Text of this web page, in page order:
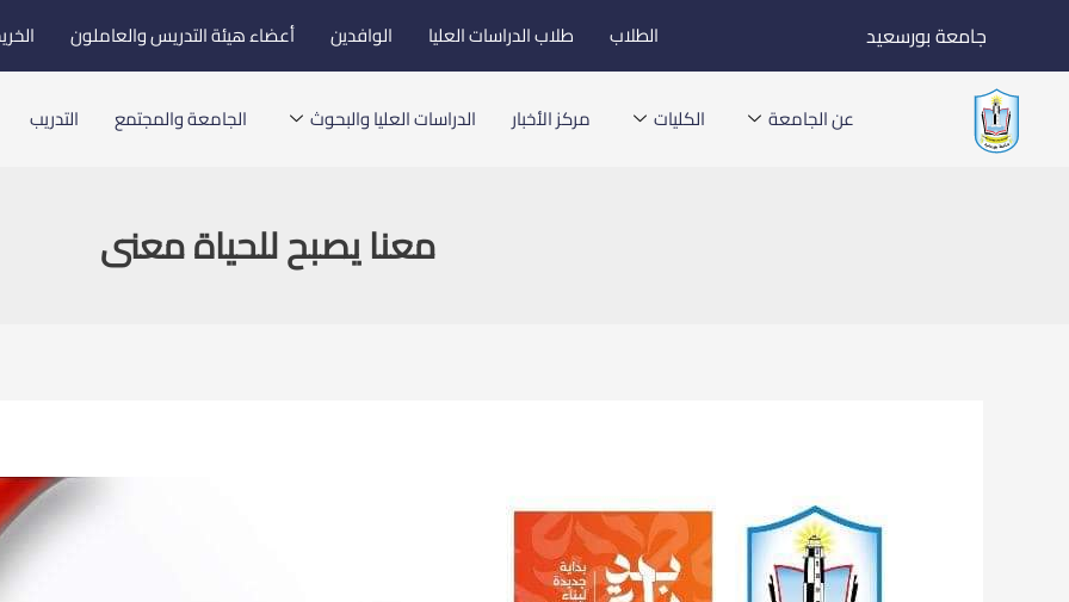
إلى
المحتوى
جامعة بورسعيد الطلاب طلاب الدراسات العليا الوافدين أعضاء هيئة التدريس والعاملون
عن الجامعة الكليات مركز الأخبار الدراسات العليا والبحوث الجامعة والمجتمع التدريب
معنا يصبح للحياة معنى